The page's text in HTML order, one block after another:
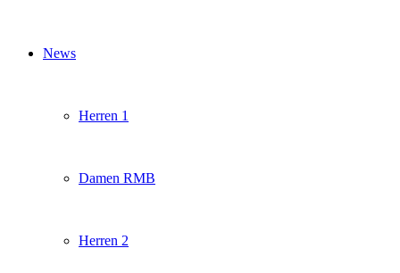
News
Herren 1
Damen RMB
Herren 2